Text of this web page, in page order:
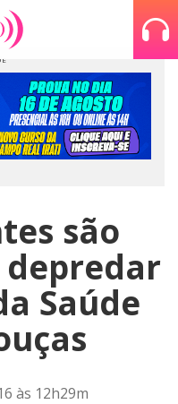
são
depredar
Saúde
às 12h29m